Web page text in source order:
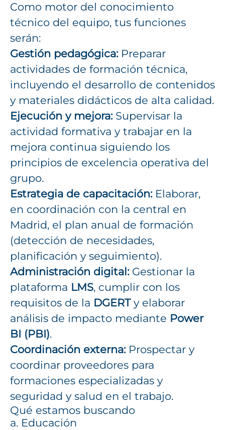
Como motor del conocimiento
técnico del equipo, tus funciones
serán:
Gestión pedagógica:Preparar
actividades de formación técnica,
incluyendo el desarrollo de contenidos
y materiales didácticos de alta calidad.
Ejecución y mejora:Supervisar la
actividad formativa y trabajar en la
mejora continua siguiendo los
principios de excelencia operativa del
grupo.
Estrategia de capacitación:Elaborar,
en coordinación con la central en
Madrid, el plan anual de formación
(detección de necesidades,
planificación y seguimiento).
Administración digital:Gestionar la
plataforma LMS, cumplir con los
requisitos de la DGERTy elaborar
análisis de impacto mediante Power
BI (PBI).
Coordinación externa:Prospectar y
coordinar proveedores para
formaciones especializadas y
seguridad y salud en el trabajo.
Qué estamos buscando
a. Educación